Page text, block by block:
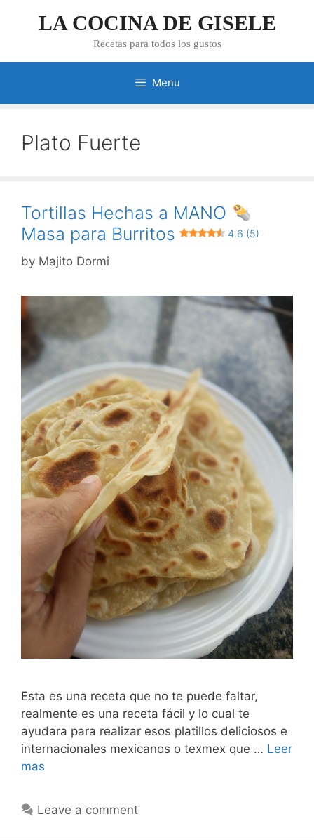
LA COCINA DE GISELE
Recetas para todos los gustos
Menu
Plato Fuerte
Tortillas Hechas a MANO
Masa para Burritos
4.6 (5)
by Majito Dormi
Esta es una receta que no te puede faltar,
realmente es una receta fácil y lo cual te
ayudara para realizar esos platillos deliciosos e
internacionales mexicanos o texmex que … Leer
mas
Leave a comment